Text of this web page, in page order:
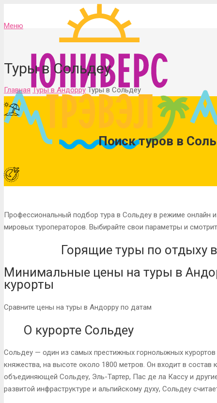
Меню
Туры в Сольдеу
Главная Туры в Андорру Туры в Сольдеу
Поиск туров в
Профессиональный подбор тура в Сольдеу в режиме
мировых туроператоров. Выбирайте свои параметры и
Горящие туры по отдыху
Минимальные цены на туры в
курорты
Сравните цены на туры в Андорру по датам
О курорте Сольдеу
Сольдеу — один из самых престижных горнолыжных
княжества, на высоте около 1800 метров. Он входит в состав
объединяющей Сольдеу, Эль-Тартер, Пас де ла Кассу и
развитой инфраструктуре и альпийскому духу, Сольдеу